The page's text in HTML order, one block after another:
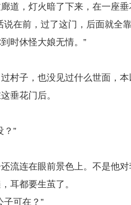
道，灯火暗了下来，在一座垂
说在前，过了这门，后面就全
时休怪大娘无情。”
村子，也没见过什么世面，
垂花门后。
？”
流连在眼前景色上。不是他
耳都要生茧了。
子可在？”